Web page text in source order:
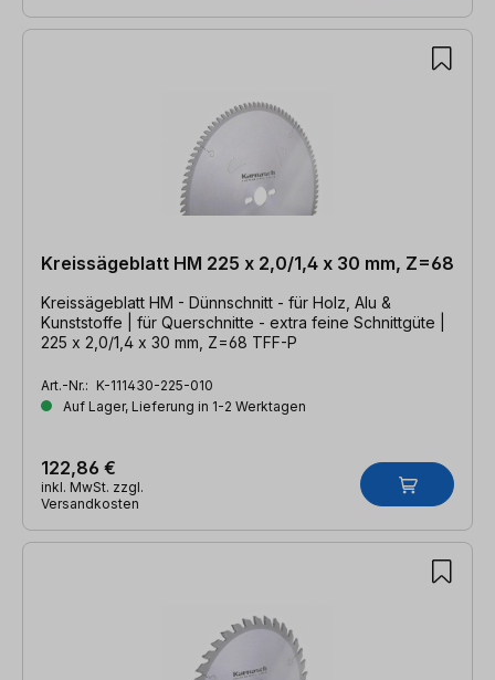
Kreissägeblatt HM 225 x 2,0/1,4 x 30 mm, Z=68
Kreissägeblatt HM - Dünnschnitt - für Holz, Alu &
Kunststoffe | für Querschnitte - extra feine Schnittgüte |
225 x 2,0/1,4 x 30 mm, Z=68 TFF-P
Art.-Nr.: K-111430-225-010
Auf Lager, Lieferung in 1-2 Werktagen
122,86 €
inkl. MwSt. zzgl.
Versandkosten